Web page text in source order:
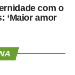
com o
‘Maior amor